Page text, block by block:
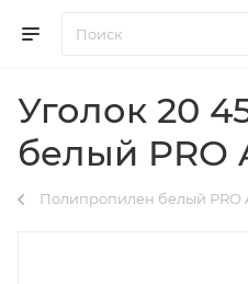
Уголок 20
белый PRO
Полипропилен белый PRO